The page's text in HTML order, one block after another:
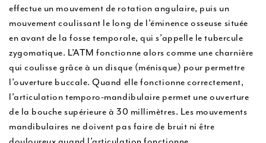
effectue un mouvement de rotation angulaire, puis un
mouvement coulissant le long de l’éminence osseuse située
en avant de la fosse temporale, qui s’appelle le tubercule
zygomatique. L’ATM fonctionne alors comme une charnière
qui coulisse grâce à un disque (ménisque) pour permettre
l’ouverture buccale. Quand elle fonctionne correctement,
l’articulation temporo-mandibulaire permet une ouverture
de la bouche supérieure à 30 millimètres. Les mouvements
mandibulaires ne doivent pas faire de bruit ni être